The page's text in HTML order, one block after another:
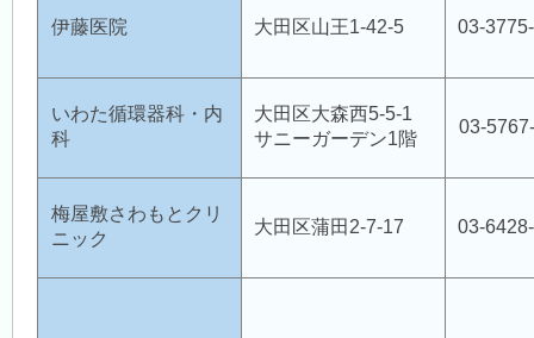
伊藤医院 大田区山王1-42-5 03-
いわた循環器科・内
科
大田区大森西5-5-1
サニーガーデン1階
03-
梅屋敷さわもとクリ
ニック
大田区蒲田2-7-17 03-